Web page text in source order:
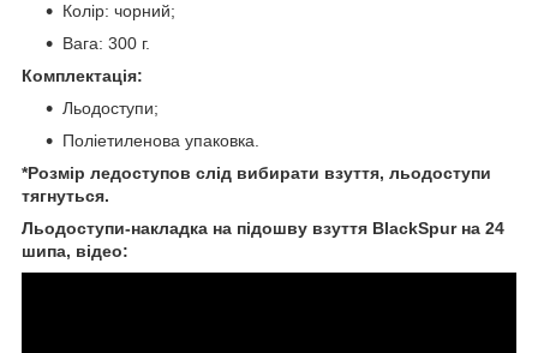
Колір: чорний;
Вага: 300 г.
Комплектація:
Льодоступи;
Поліетиленова упаковка.
*Розмір ледоступов слід вибирати взуття, льодоступи
тягнуться.
Льодоступи-накладка на підошву взуття BlackSpur на 24
шипа, відео: